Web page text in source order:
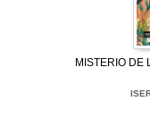
MISTERIO DE